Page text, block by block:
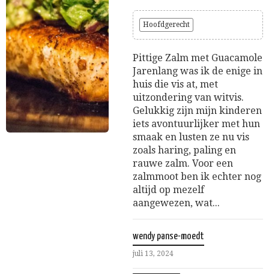
Hoofdgerecht
Pittige Zalm met Guacamole
Jarenlang was ik de enige in
huis die vis at, met
uitzondering van witvis.
Gelukkig zijn mijn kinderen
iets avontuurlijker met hun
smaak en lusten ze nu vis
zoals haring, paling en
rauwe zalm. Voor een
zalmmoot ben ik echter nog
altijd op mezelf
aangewezen, wat...
wendy panse-moedt
juli 13, 2024